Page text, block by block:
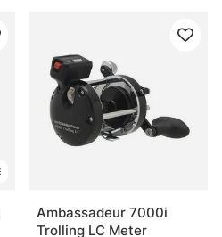
Ambassadeur 7000i
Trolling LC Meter